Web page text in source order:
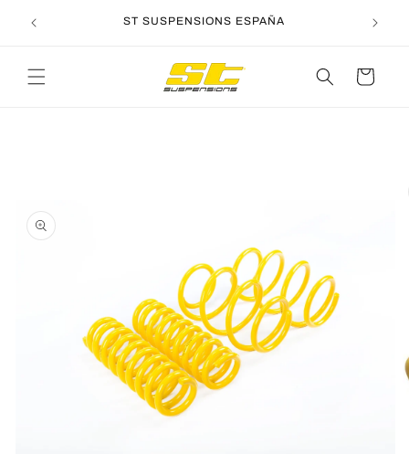
directamente
ST SUSPENSIONS ESPAÑA
Carrito